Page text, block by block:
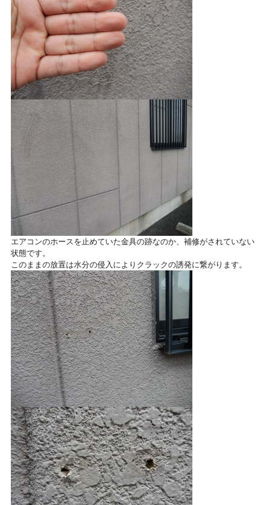
エアコンのホースを止めていた金具の跡なのか、補修がされていない
状態です。
このままの放置は水分の侵入によりクラックの誘発に繋がります。